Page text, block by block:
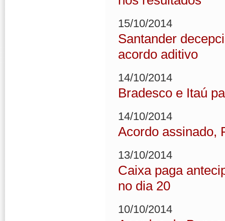
15/10/2014
Santander
acordo aditivo
14/10/2014
Bradesco e Itaú
14/10/2014
Acordo assinado,
13/10/2014
Caixa paga
no dia 20
10/10/2014